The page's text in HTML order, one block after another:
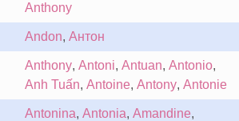
Anthony
Andon, Антон
Anthony, Antoni, Antuan, Antonio,
Anh Tuấn, Antoine, Antony, Antonie
Antonina, Antonia, Amandine,